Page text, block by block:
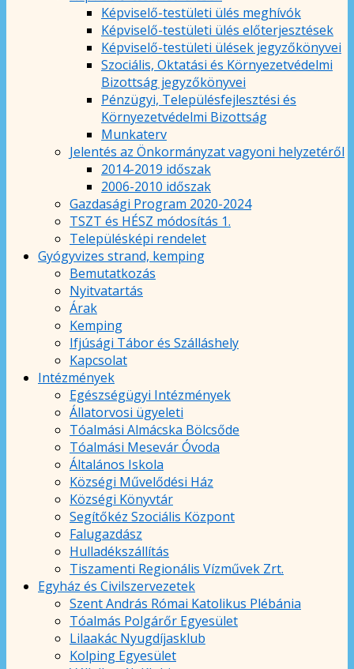
Képviselő-testületi ülés meghívók
Képviselő-testületi ülés előterjesztések
Képviselő-testületi ülések jegyzőkönyvei
Szociális, Oktatási és Környezetvédelmi
Bizottság jegyzőkönyvei
Pénzügyi, Településfejlesztési és
Környezetvédelmi Bizottság
Munkaterv
Jelentés az Önkormányzat vagyoni helyzetéről
2014-2019 időszak
2006-2010 időszak
Gazdasági Program 2020-2024
TSZT és HÉSZ módosítás 1.
Településképi rendelet
Gyógyvizes strand, kemping
Bemutatkozás
Nyitvatartás
Árak
Kemping
Ifjúsági Tábor és Szálláshely
Kapcsolat
Intézmények
Egészségügyi Intézmények
Állatorvosi ügyeleti
Tóalmási Almácska Bölcsőde
Tóalmási Mesevár Óvoda
Általános Iskola
Községi Művelődési Ház
Községi Könyvtár
Segítőkéz Szociális Központ
Falugazdász
Hulladékszállítás
Tiszamenti Regionális Vízművek Zrt.
Egyház és Civilszervezetek
Szent András Római Katolikus Plébánia
Tóalmás Polgárőr Egyesület
Lilaakác Nyugdíjasklub
Kolping Egyesület